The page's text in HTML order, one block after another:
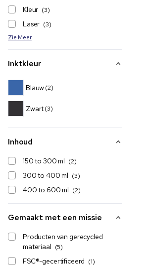
Kleur (3)
Laser (3)
Zie Meer
Inktkleur
Blauw(2)
Zwart(3)
Inhoud
150 to 300 ml (2)
300 to 400 ml (3)
400 to 600 ml (2)
Gemaakt met een missie
Producten van gerecycled
materiaal (5)
FSC®-gecertificeerd (1)